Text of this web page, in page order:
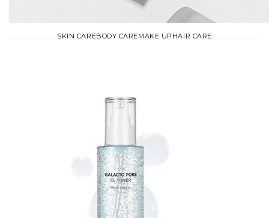
SKIN CAREBODY CAREMAKE UP HAIR CARE